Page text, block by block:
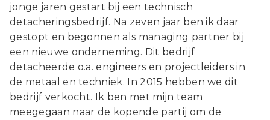
jonge jaren gestart bij een technisch
detacheringsbedrijf. Na zeven jaar ben ik daar
gestopt en begonnen als managing partner bij
een nieuwe onderneming. Dit bedrijf
detacheerde o.a. engineers en projectleiders in
de metaal en techniek. In 2015 hebben we dit
bedrijf verkocht. Ik ben met mijn team
meegegaan naar de kopende partij om de